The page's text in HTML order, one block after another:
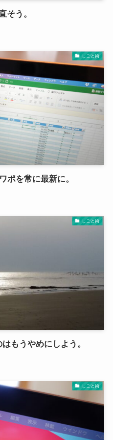
そう。
しごと術
ポを常に最新に。
しごと術
もうやめにしよう。
しごと術